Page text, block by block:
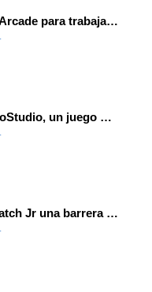
Instala MakeCode Arcade para trabajar offline en tu tablet, ordenador, Chromebook
Programa con OctoStudio, un juego de disparos contra Zombies con un cargador basado en el House of the dead
Programa con Scratch Jr una barrera que se desplaza para dar sensación de movimiento